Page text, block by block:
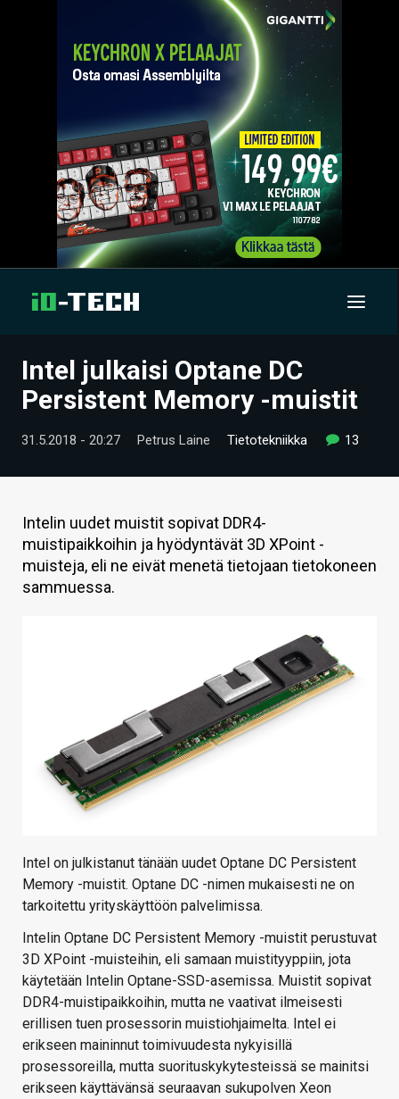
UUTISET
TIETOA
HINTA.FI
Intel julkaisi Optane DC
Persistent Memory -muistit
31.5.2018 - 20:27 Petrus Laine Tietotekniikka 13
Intelin uudet muistit sopivat DDR4-
muistipaikkoihin ja hyödyntävät 3D XPoint -
muisteja, eli ne eivät menetä tietojaan tietokoneen
sammuessa.
Intel on julkistanut tänään uudet Optane DC Persistent
Memory -muistit. Optane DC -nimen mukaisesti ne on
tarkoitettu yrityskäyttöön palvelimissa.
Intelin Optane DC Persistent Memory -muistit perustuvat
3D XPoint -muisteihin, eli samaan muistityyppiin, jota
käytetään Intelin Optane-SSD-asemissa. Muistit sopivat
DDR4-muistipaikkoihin, mutta ne vaativat ilmeisesti
erillisen tuen prosessorin muistiohjaimelta. Intel ei
erikseen maininnut toimivuudesta nykyisillä
prosessoreilla, mutta suorituskykytesteissä se mainitsi
erikseen käyttävänsä seuraavan sukupolven Xeon